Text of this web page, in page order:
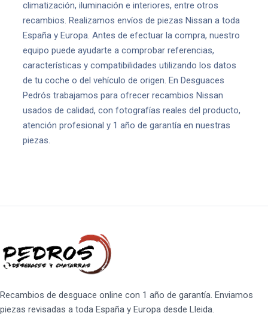
climatización, iluminación e interiores, entre otros
recambios. Realizamos envíos de piezas Nissan a toda
España y Europa. Antes de efectuar la compra, nuestro
equipo puede ayudarte a comprobar referencias,
características y compatibilidades utilizando los datos
de tu coche o del vehículo de origen. En Desguaces
Pedrós trabajamos para ofrecer recambios Nissan
usados de calidad, con fotografías reales del producto,
atención profesional y 1 año de garantía en nuestras
piezas.
Recambios de desguace online con 1 año de garantía. Enviamos
piezas revisadas a toda España y Europa desde Lleida.